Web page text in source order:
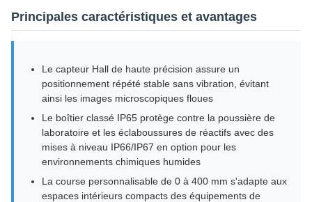
Principales caractéristiques et avantages
Le capteur Hall de haute précision assure un
positionnement répété stable sans vibration, évitant
ainsi les images microscopiques floues
Le boîtier classé IP65 protège contre la poussière de
laboratoire et les éclaboussures de réactifs avec des
mises à niveau IP66/IP67 en option pour les
environnements chimiques humides
La course personnalisable de 0 à 400 mm s'adapte aux
espaces intérieurs compacts des équipements de